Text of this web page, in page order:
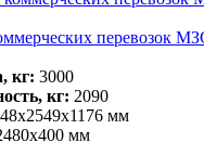
перевозок
кг: 3000
кг: 2090
мм
мм